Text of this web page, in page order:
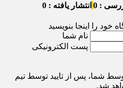
: 0 انتشار یافته : 0
خود را اینجا بنویسید
نام شما
پست الکترونیکی
شما، پس از تایید توسط تیم
شد.